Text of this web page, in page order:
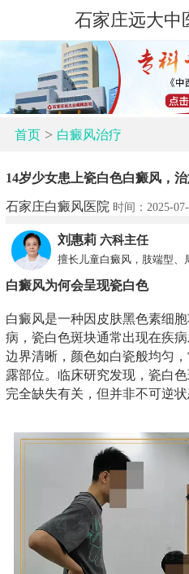
石家庄远大中
首页> 白癜风治疗
14岁少女患上瓷白色白癜风，
石家庄白癜风医院 时间：2025-
刘惠莉 六科主任
擅长儿童白癜风，肢端型、
白癜风为何会呈现瓷白色
白癜风是一种因皮肤黑色素细
病，瓷白色斑块通常出现在疾
边界清晰，颜色如白瓷般均匀
露部位。临床研究发现，瓷白
完全缺失有关，但并非不可逆